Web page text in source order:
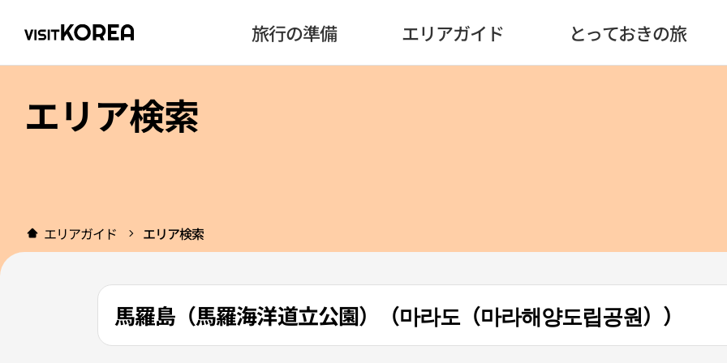
旅行の準備 エリアガイド とっておきの旅
エリア検索
エリアガイド エリア検索
馬羅島（馬羅海洋道立公園）（마라도（마라해양도립공원））